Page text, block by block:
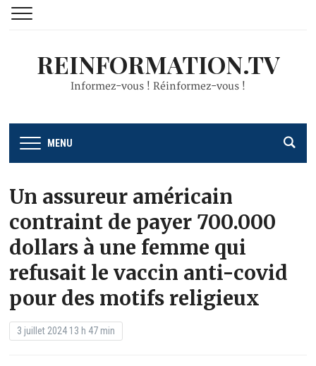
REINFORMATION.TV
Informez-vous ! Réinformez-vous !
MENU
Un assureur américain
contraint de payer 700.000
dollars à une femme qui
refusait le vaccin anti-covid
pour des motifs religieux
3 juillet 2024 13 h 47 min